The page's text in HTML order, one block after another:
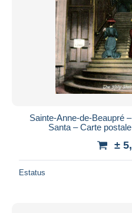
Sainte-Anne-de-Beaupré
Santa – Carte
±
Estatus